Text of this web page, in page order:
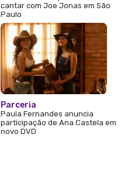
cantar com Joe Jonas em São
Paulo
Parceria
Paula Fernandes anuncia
participação de Ana Castela em
novo DVD